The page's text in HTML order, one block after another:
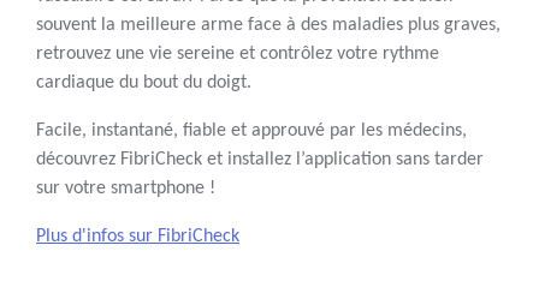
souvent la meilleure arme face à des maladies plus graves,
retrouvez une vie sereine et contrôlez votre rythme
cardiaque du bout du doigt.
Facile, instantané, fiable et approuvé par les médecins,
découvrez FibriCheck et installez l’application sans tarder
sur votre smartphone !
Plus d'infos sur FibriCheck